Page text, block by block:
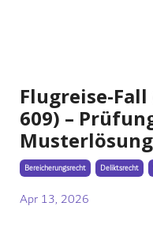
Flugreise-Fall
609) –
Musterlösung
Bereicherungsrecht Deliktsrecht
Apr 13, 2026